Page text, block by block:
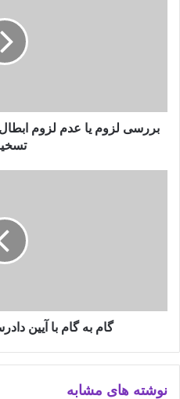
وکیل
معاضدتی
بررسی لزوم یا عدم لزوم
اول
گام به گام با آیین
نوشته های مشابه